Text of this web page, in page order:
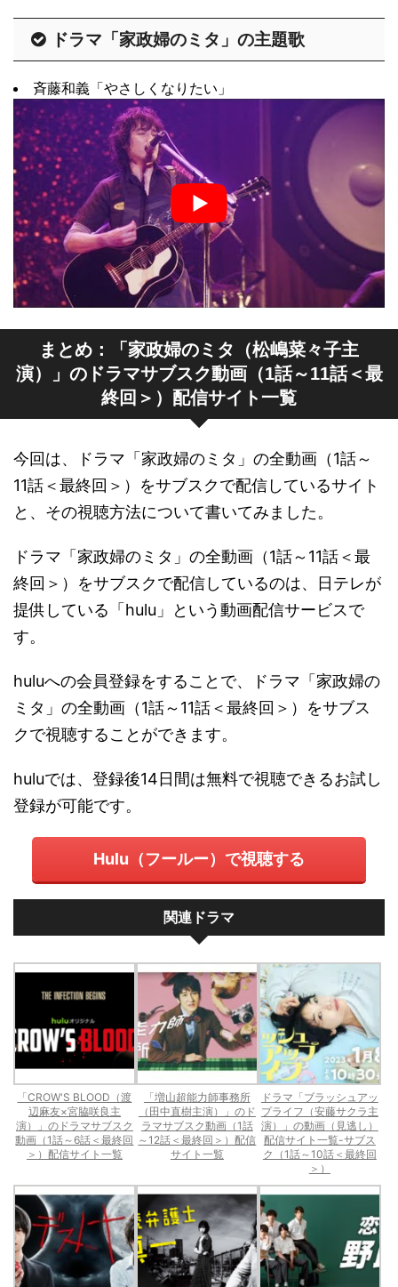
ドラマ「家政婦のミタ」の主題歌
斉藤和義「やさしくなりたい」
まとめ：「家政婦のミタ（松嶋菜々子主
演）」のドラマサブスク動画（1話～11話＜最
終回＞）配信サイト一覧
今回は、ドラマ「家政婦のミタ」の全動画（1話～
11話＜最終回＞）をサブスクで配信しているサイト
と、その視聴方法について書いてみました。
ドラマ「家政婦のミタ」の全動画（1話～11話＜最
終回＞）をサブスクで配信しているのは、日テレが
提供している「hulu」という動画配信サービスで
す。
huluへの会員登録をすることで、ドラマ「家政婦の
ミタ」の全動画（1話～11話＜最終回＞）をサブス
クで視聴することができます。
huluでは、登録後14日間は無料で視聴できるお試し
登録が可能です。
Hulu（フールー）で視聴する
関連ドラマ
「CROW'S BLOOD（渡
辺麻友×宮脇咲良主
演）」のドラマサブスク
動画（1話～6話＜最終回
＞）配信サイト一覧
「増山超能力師事務所
（田中直樹主演）」のド
ラマサブスク動画（1話
～12話＜最終回＞）配信
サイト一覧
ドラマ「ブラッシュアッ
プライフ（安藤サクラ主
演）」の動画（見逃し）
配信サイト一覧-サブス
ク（1話～10話＜最終回
＞）